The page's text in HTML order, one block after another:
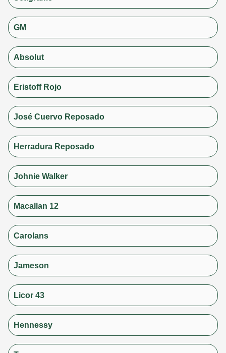
GM
Absolut
Eristoff Rojo
José Cuervo Reposado
Herradura Reposado
Johnie Walker
Macallan 12
Carolans
Jameson
Licor 43
Hennessy